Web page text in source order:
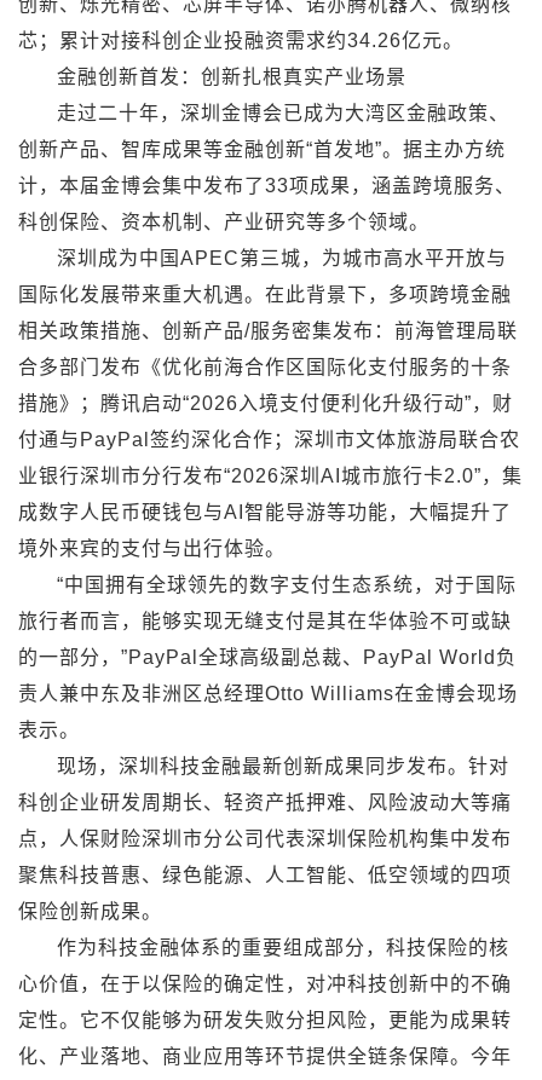
创新、烁光精密、芯屏半导体、诺亦腾机器人、微纳核
芯；累计对接科创企业投融资需求约34.26亿元。
金融创新首发：创新扎根真实产业场景
走过二十年，深圳金博会已成为大湾区金融政策、
创新产品、智库成果等金融创新“首发地”。据主办方统
计，本届金博会集中发布了33项成果，涵盖跨境服务、
科创保险、资本机制、产业研究等多个领域。
深圳成为中国APEC第三城，为城市高水平开放与
国际化发展带来重大机遇。在此背景下，多项跨境金融
相关政策措施、创新产品/服务密集发布：前海管理局联
合多部门发布《优化前海合作区国际化支付服务的十条
措施》；腾讯启动“2026入境支付便利化升级行动”，财
付通与PayPal签约深化合作；深圳市文体旅游局联合农
业银行深圳市分行发布“2026深圳AI城市旅行卡2.0”，集
成数字人民币硬钱包与AI智能导游等功能，大幅提升了
境外来宾的支付与出行体验。
“中国拥有全球领先的数字支付生态系统，对于国际
旅行者而言，能够实现无缝支付是其在华体验不可或缺
的一部分，”PayPal全球高级副总裁、PayPal World负
责人兼中东及非洲区总经理Otto Williams在金博会现场
表示。
现场，深圳科技金融最新创新成果同步发布。针对
科创企业研发周期长、轻资产抵押难、风险波动大等痛
点，人保财险深圳市分公司代表深圳保险机构集中发布
聚焦科技普惠、绿色能源、人工智能、低空领域的四项
保险创新成果。
作为科技金融体系的重要组成部分，科技保险的核
心价值，在于以保险的确定性，对冲科技创新中的不确
定性。它不仅能够为研发失败分担风险，更能为成果转
化、产业落地、商业应用等环节提供全链条保障。今年